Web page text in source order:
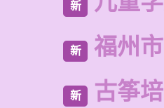
新
新 福州
新 古筝